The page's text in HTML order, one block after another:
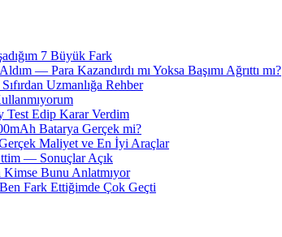
7 Büyük Fark
— Para Kazandırdı mı Yoksa Başımı Ağrıttı mı?
Uzmanlığa Rehber
Test Edip Karar Verdim
Batarya Gerçek mi?
Maliyet ve En İyi Araçlar
— Sonuçlar Açık
Bunu Anlatmıyor
Fark Ettiğimde Çok Geçti